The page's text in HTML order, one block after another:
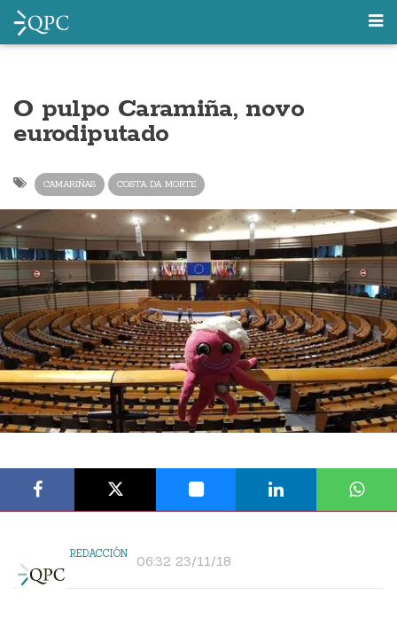
O pulpo Caramiña, novo
eurodiputado
CAMARIÑAS COSTA DA MORTE
REDACCIÓN 06:32 23/11/18